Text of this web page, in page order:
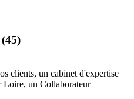
clients, un cabinet d'expertise
Loire, un Collaborateur